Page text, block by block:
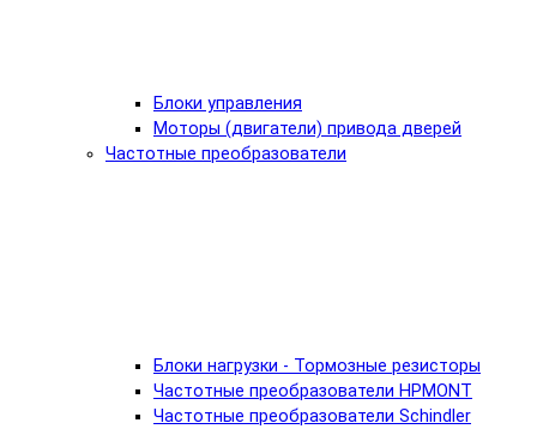
Блоки управления
Моторы (двигатели) привода дверей
Частотные преобразователи
Блоки нагрузки - Тормозные резисторы
Частотные преобразователи HPMONT
Частотные преобразователи Schindler